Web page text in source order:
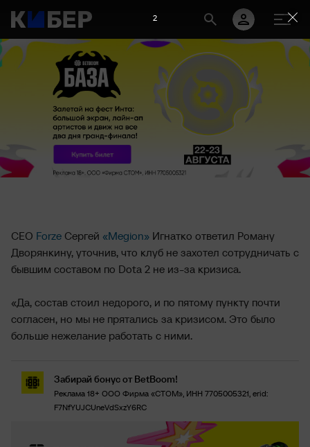
CEO Forze Сергей «Megion» Игнатко ответил Роману
Дворянкину, уточнив, что клуб не захотел сотрудничать с
бывшим составом по Dota 2 не из-за кризиса.
«Да, состав стоил недорого, и по пятому пункту почти
согласен, но мы не прятались за кризисом. Это было
больше нежелание работать с ними.
Забирай бонус от BetBoom!
Реклама 18+ ООО Фирма «СТОМ», ИНН 7705005321, erid:
F7NfYUJCUneVdSxzY6RC
2